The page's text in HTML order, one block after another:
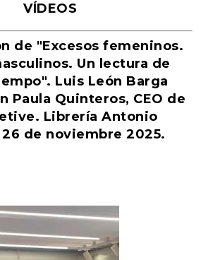
VÍDEOS
de "Excesos femeninos.
Un lectura de
Luis León Barga
Paula Quinteros, CEO de
Librería Antonio
26 de noviembre 2025.